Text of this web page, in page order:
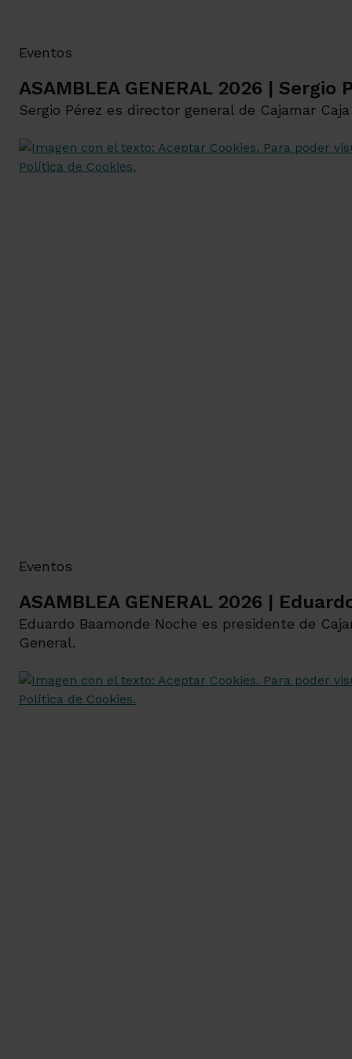
Eventos
ASAMBLEA GENERAL 2026 | Sergio
Sergio Pérez es director general de Cajamar
Eventos
ASAMBLEA GENERAL 2026 |
Eduardo Baamonde Noche es presidente de
General.